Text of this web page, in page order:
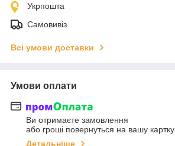
Укрпошта
Самовивіз
Всі умови доставки
Умови оплати
Ви отримаєте замовлення
або гроші повернуться на вашу картку
Детальніше